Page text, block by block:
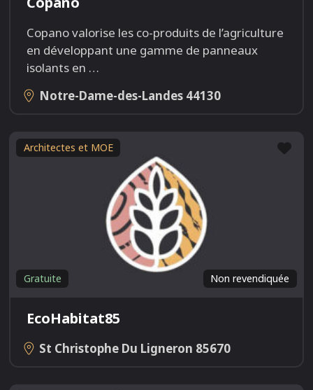
Copano valorise les co-produits de l’agriculture
en développant une gamme de panneaux
isolants en …
Notre-Dame-des-Landes 44130
Architectes et MOE
Non revendiquée
Gratuite
EcoHabitat85
St Christophe Du Ligneron 85670